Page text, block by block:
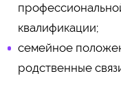
квалификации;
семейное
родственные